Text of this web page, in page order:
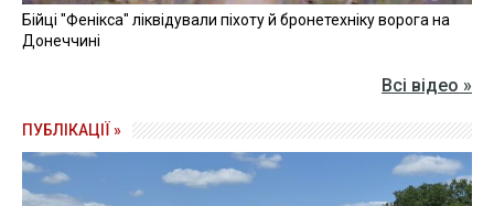
Бійці "Фенікса" ліквідували піхоту й бронетехніку ворога на
Донеччині
Всі відео »
ПУБЛІКАЦІЇ »